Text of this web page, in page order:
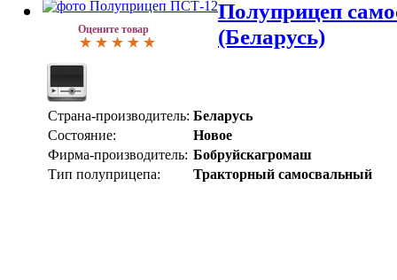
Оцените товар
Полуприцеп
(Беларусь)
Страна-производитель: Беларусь
Состояние:
Новое
Фирма-производитель: Бобруйскагромаш
Тип полуприцепа:
Тракторный самосвальный